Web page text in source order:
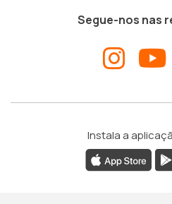
Segue-nos nas
Instala a